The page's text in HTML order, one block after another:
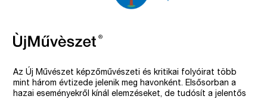
Az Új Művészet képzőművészeti és kritikai folyóirat több
mint három évtizede jelenik meg havonként. Elsősorban a
hazai eseményekről kínál elemzéseket, de tudósít a jelentős